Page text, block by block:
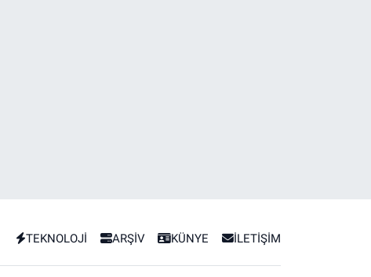
TEKNOLOJİ ARŞİV KÜNYE İLETİŞİM